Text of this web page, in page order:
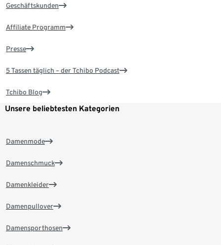
Geschäftskunden
Affiliate Programm
Presse
5 Tassen täglich – der Tchibo Podcast
Tchibo Blog
Unsere beliebtesten Kategorien
Damenmode
Damenschmuck
Damenkleider
Damenpullover
Damensporthosen